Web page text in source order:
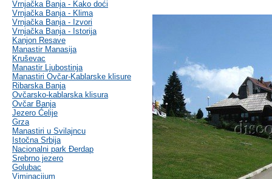
Vrnjačka Banja - Kako doći
Vrnjačka Banja - Klima
Vrnjačka Banja - Izvori
Vrnjačka Banja - Istorija
Kanjon Resave
Manastir Manasija
Kruševac
Manastir Ljubostinja
Manastiri Ovčar-Kablarske klisure
Ribarska Banja
Ovčarsko-kablarska klisura
Ovčar Banja
Jezero Ćelije
Grza
Manastiri u Svilajncu
Istočna Srbija
Nacionalni park Đerdap
Srebrno jezero
Golubac
Viminacijum